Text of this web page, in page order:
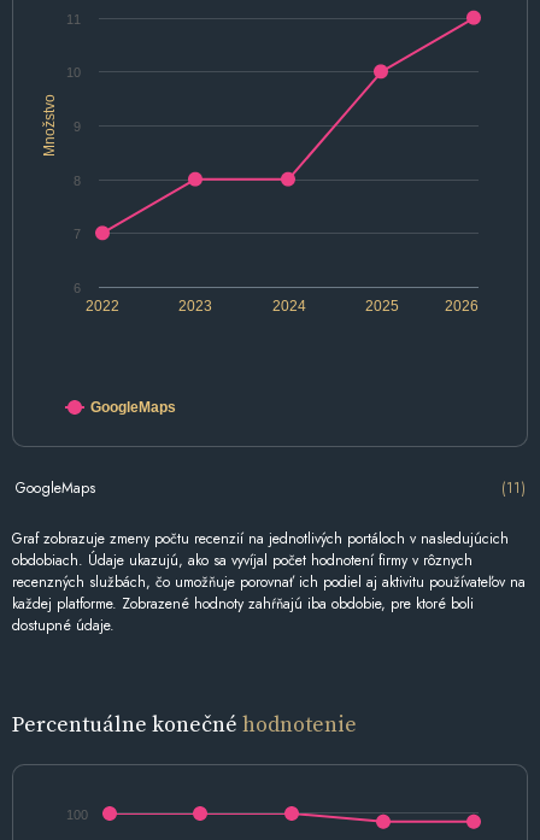
Množstvo
2022 2024 2026
2023 2025
6
7
8
9
10
11
GoogleMaps
GoogleMaps (11)
Graf zobrazuje zmeny počtu recenzií na jednotlivých portáloch v nasledujúcich
obdobiach. Údaje ukazujú, ako sa vyvíjal počet hodnotení firmy v rôznych
recenzných službách, čo umožňuje porovnať ich podiel aj aktivitu používateľov na
každej platforme. Zobrazené hodnoty zahŕňajú iba obdobie, pre ktoré boli
dostupné údaje.
Percentuálne konečné hodnotenie
100